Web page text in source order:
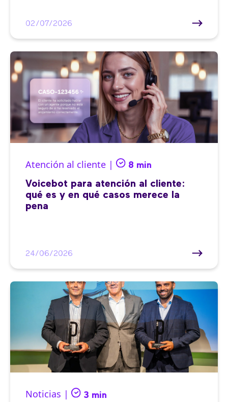
02/07/2026
Atención al cliente | 8 min
Voicebot para atención al cliente:
qué es y en qué casos merece la
pena
24/06/2026
Noticias | 3 min